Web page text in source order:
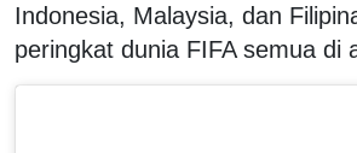
Indonesia, Malaysia, dan
peringkat dunia FIFA semua di